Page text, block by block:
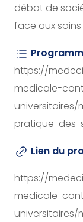
débat de
face aux
https://
medicale-
pratique-des-
Lien du
https://
medicale-